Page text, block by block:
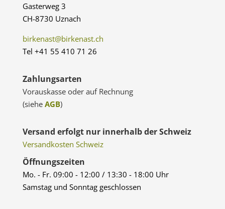
Gasterweg 3
CH-8730 Uznach
birkenast@birkenast.ch
Tel +41 55 410 71 26
Zahlungsarten
Vorauskasse oder auf Rechnung
(siehe AGB)
Versand erfolgt nur innerhalb der Schweiz
Versandkosten Schweiz
Öffnungszeiten
Mo. - Fr. 09:00 - 12:00 / 13:30 - 18:00 Uhr
Samstag und Sonntag geschlossen